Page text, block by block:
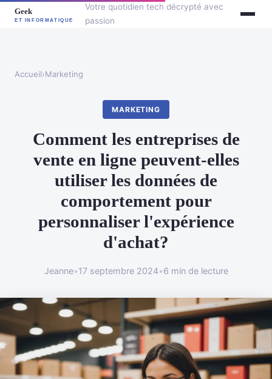
Votre quotidien tech décrypté avec
passion
Accueil›Marketing
MARKETING
Comment les entreprises de
vente en ligne peuvent-elles
utiliser les données de
comportement pour
personnaliser l'expérience
d'achat?
Jeanne•17 septembre 2024•6 min de lecture